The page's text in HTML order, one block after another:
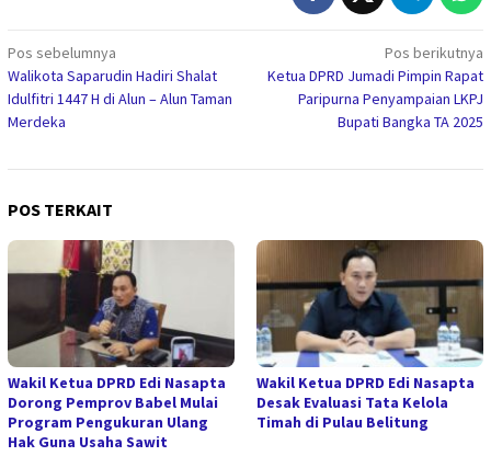
Navigasi
pos
Pos sebelumnya
Walikota Saparudin Hadiri Shalat
Idulfitri 1447 H di Alun – Alun Taman
Merdeka
Pos berikutnya
Ketua DPRD Jumadi Pimpin Rapat
Paripurna Penyampaian LKPJ
Bupati Bangka TA 2025
POS TERKAIT
Wakil Ketua DPRD Edi Nasapta
Dorong Pemprov Babel Mulai
Program Pengukuran Ulang
Hak Guna Usaha Sawit
Wakil Ketua DPRD Edi Nasapta
Desak Evaluasi Tata Kelola
Timah di Pulau Belitung